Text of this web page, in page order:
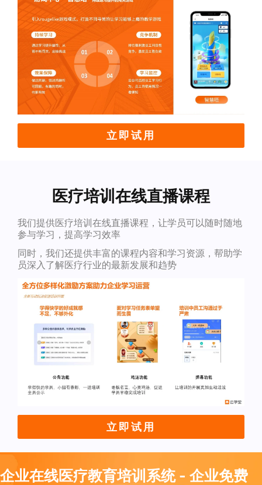
立即试用
医疗培训在线直播课程
我们提供医疗培训在线直播课程，让学员可以随时随地
参与学习，提高学习效率
同时，我们还提供丰富的课程内容和学习资源，帮助学
员深入了解医疗行业的最新发展和趋势
立即试用
企业在线医疗教育培训系统 - 企业免费